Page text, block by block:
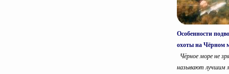
Особенности
охоты на Чёрном
Чёрное море не
называют лучшим